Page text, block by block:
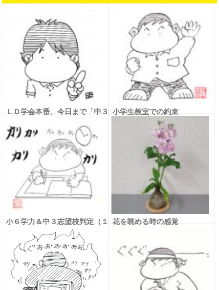
ＬＤ学会本番、今日まで「中３
小学生教室での約束
小６学力＆中３志望校判定（１
１月度）
花を眺める時の感覚